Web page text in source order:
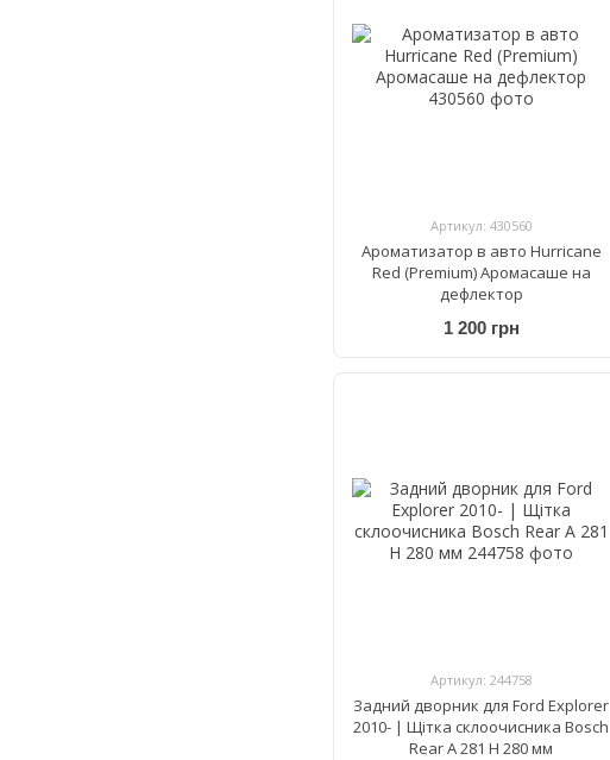
Артикул: 430560
Ароматизатор в авто Hurricane
Red (Premium) Аромасаше на
дефлектор
1 200 грн
Артикул: 244758
Задний дворник для Ford Explorer
2010- | Щітка склоочисника Bosch
Rear A 281 H 280 мм